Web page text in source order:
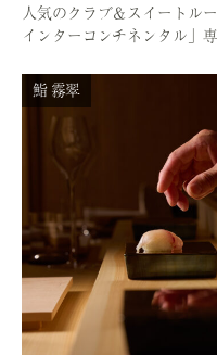
人気のクラブ＆スイートル
インターコンチネンタル」
鮨 霧翠